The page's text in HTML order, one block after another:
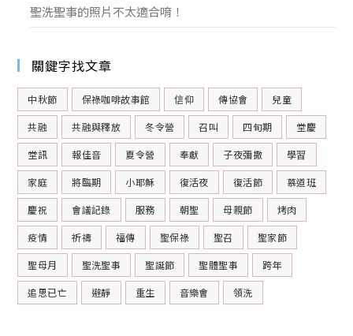
聖洗聖事的照片不太適合唷！
關鍵字找文章
中秋節 保祿咖啡故事館 信仰 傳協會 兒童
共融 共融與釋放 冬令營 召叫 四旬期 堂慶
堂訊 報佳音 夏令營 奉獻 子夜彌撒 學習
家庭 將臨期 小耶穌 復活夜 復活節 慕道班
慶祝 會議記錄 服務 朝聖 母親節 烤肉
疫情 祈禱 福傳 聖保祿 聖召 聖家節
聖母月 聖洗聖事 聖誕節 聖體聖事 跨年
追思已亡 避靜 重生 音樂會 領洗